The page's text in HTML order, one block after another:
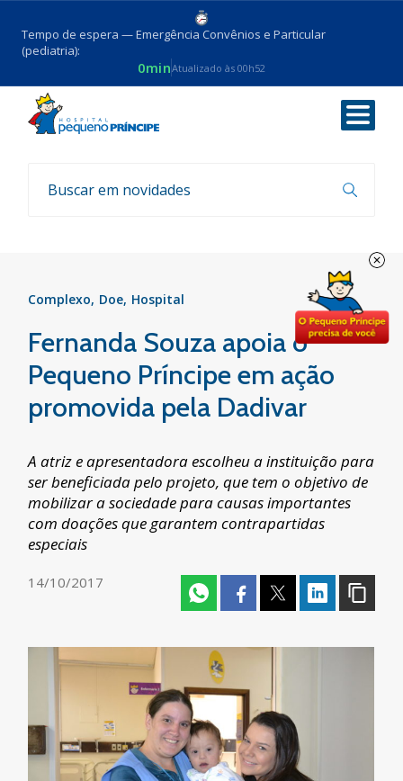
Tempo de espera — Emergência Convênios e Particular
(pediatria):
0minAtualizado às 00h52
Voltar
Notícias
Complexo Doe Hospital
Fernanda Souza apoia o
Pequeno Príncipe em ação
promovida pela Dadivar
A atriz e apresentadora escolheu a instituição para
ser beneficiada pelo projeto, que tem o objetivo de
mobilizar a sociedade para causas importantes
com doações que garantem contrapartidas
especiais
14/10/2017